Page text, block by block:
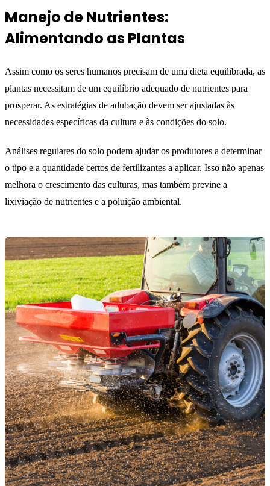
Manejo de Nutrientes:
Alimentando as Plantas
Assim como os seres humanos precisam de uma dieta equilibrada, as
plantas necessitam de um equilíbrio adequado de nutrientes para
prosperar. As estratégias de adubação devem ser ajustadas às
necessidades específicas da cultura e às condições do solo.
Análises regulares do solo podem ajudar os produtores a determinar
o tipo e a quantidade certos de fertilizantes a aplicar. Isso não apenas
melhora o crescimento das culturas, mas também previne a
lixiviação de nutrientes e a poluição ambiental.